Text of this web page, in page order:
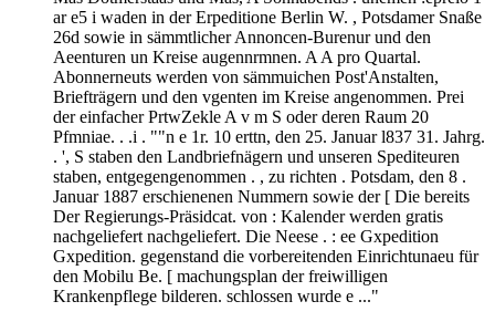
ar e5 i waden in der Erpeditione Berlin W. , Potsdamer Snaße
26d sowie in sämmtlicher Annoncen-Burenur und den
Aeenturen un Kreise augennrmnen. A A pro Quartal.
Abonnerneuts werden von sämmuichen Post'Anstalten,
Briefträgern und den vgenten im Kreise angenommen. Prei
der einfacher PrtwZekle A v m S oder deren Raum 20
Pfmniae. . .i . ""n e 1r. 10 erttn, den 25. Januar l837 31. Jahrg.
. ', S staben den Landbriefnägern und unseren Spediteuren
staben, entgegengenommen . , zu richten . Potsdam, den 8 .
Januar 1887 erschienenen Nummern sowie der [ Die bereits
Der Regierungs-Präsidcat. von : Kalender werden gratis
nachgeliefert nachgeliefert. Die Neese . : ee Gxpedition
Gxpedition. gegenstand die vorbereitenden Einrichtunaeu für
den Mobilu Be. [ machungsplan der freiwilligen
Krankenpflege bilderen. schlossen wurde e ..."